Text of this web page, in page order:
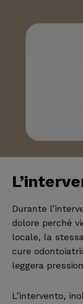
Durante
dolore perché
locale, la
cure
leggera
L’intervento,